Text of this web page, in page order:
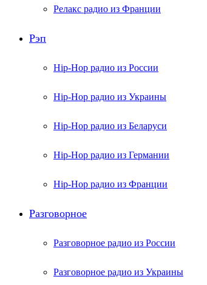
Релакс радио из Франции
Рэп
Hip-Hop радио из России
Hip-Hop радио из Украины
Hip-Hop радио из Беларуси
Hip-Hop радио из Германии
Hip-Hop радио из Франции
Разговорное
Разговорное радио из России
Разговорное радио из Украины